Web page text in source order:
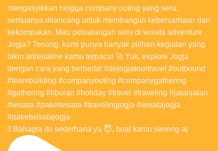
‼️ Bahagia itu sederhana ya 😇, buat kamu seneng aj